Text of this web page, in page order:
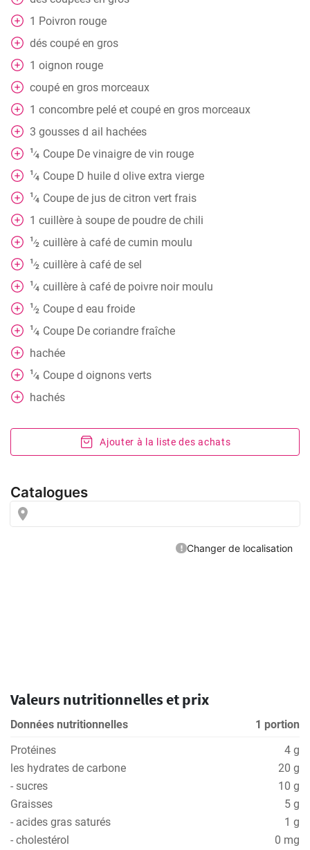
1 Poivron rouge
dés coupé en gros
1 oignon rouge
coupé en gros morceaux
1 concombre pelé et coupé en gros morceaux
3 gousses d ail hachées
1⁄4 Coupe De vinaigre de vin rouge
1⁄4 Coupe D huile d olive extra vierge
1⁄4 Coupe de jus de citron vert frais
1 cuillère à soupe de poudre de chili
1⁄2 cuillère à café de cumin moulu
1⁄2 cuillère à café de sel
1⁄4 cuillère à café de poivre noir moulu
1⁄2 Coupe d eau froide
1⁄4 Coupe De coriandre fraîche
hachée
1⁄4 Coupe d oignons verts
hachés
Ajouter à la liste des achats
Valeurs nutritionnelles et prix
Données nutritionnelles
1 portion
Protéines
4 g
les hydrates de carbone
20 g
- sucres
10 g
Graisses
5 g
- acides gras saturés
1 g
- cholestérol
0 mg